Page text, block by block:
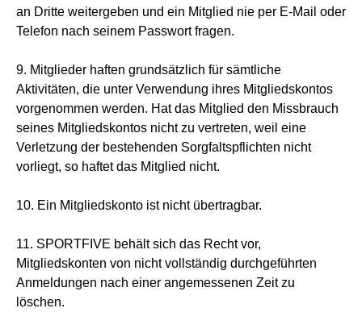
an Dritte weitergeben und ein Mitglied nie per E-Mail oder
Telefon nach seinem Passwort fragen.
9. Mitglieder haften grundsätzlich für sämtliche
Aktivitäten, die unter Verwendung ihres Mitgliedskontos
vorgenommen werden. Hat das Mitglied den Missbrauch
seines Mitgliedskontos nicht zu vertreten, weil eine
Verletzung der bestehenden Sorgfaltspflichten nicht
vorliegt, so haftet das Mitglied nicht.
10. Ein Mitgliedskonto ist nicht übertragbar.
11. SPORTFIVE behält sich das Recht vor,
Mitgliedskonten von nicht vollständig durchgeführten
Anmeldungen nach einer angemessenen Zeit zu
löschen.